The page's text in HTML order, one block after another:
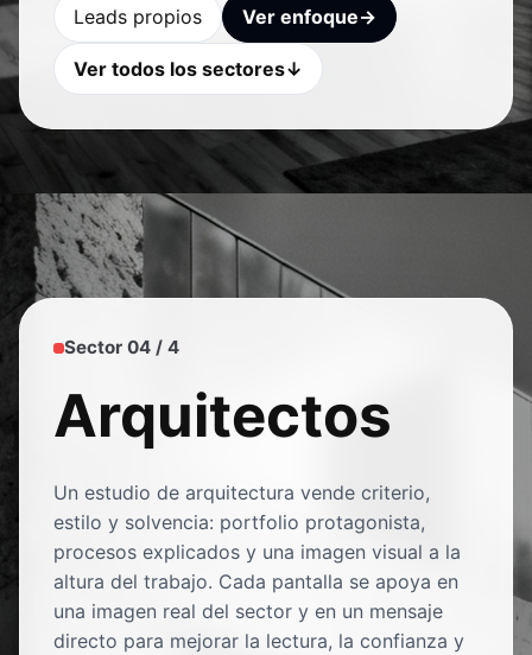
Leads propios Ver enfoque→
Ver todos los sectores↓
Sector 04 / 4
Arquitectos
Un estudio de arquitectura vende criterio,
estilo y solvencia: portfolio protagonista,
procesos explicados y una imagen visual a la
altura del trabajo. Cada pantalla se apoya en
una imagen real del sector y en un mensaje
directo para mejorar la lectura, la confianza y